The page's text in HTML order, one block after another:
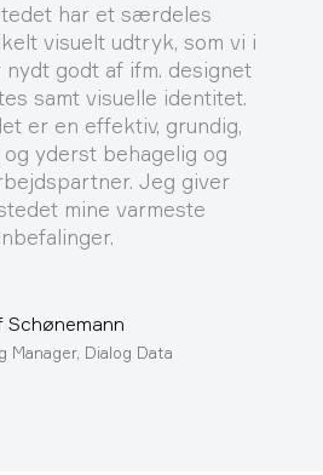
har et særdeles
visuelt udtryk, som vi i
nydt godt af ifm. designet
samt visuelle identitet.
er en effektiv, grundig,
yderst behagelig og
Jeg giver
mine varmeste
Schønemann
Manager, Dialog Data